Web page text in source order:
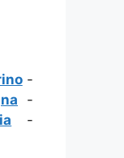
-
-
-